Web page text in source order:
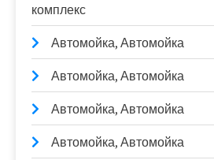
комплекс
Автомойка, Автомойка
Автомойка, Автомойка
Автомойка, Автомойка
Автомойка, Автомойка